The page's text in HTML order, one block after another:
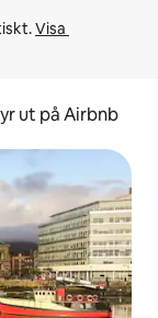
Visa
ut på Airbnb